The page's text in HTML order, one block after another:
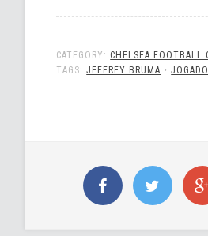
CATEGORY: CHELSEA FOOTBALL
TAGS:JEFFREY BRUMA •